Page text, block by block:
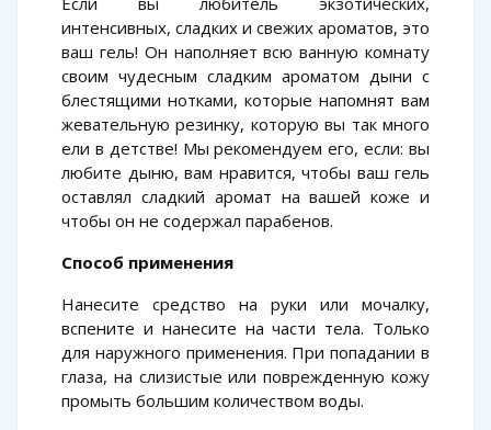
интенсивных, сладких и свежих ароматов, это
ваш гель! Он наполняет всю ванную комнату
своим чудесным сладким ароматом дыни с
блестящими нотками, которые напомнят вам
жевательную резинку, которую вы так много
ели в детстве! Мы рекомендуем его, если: вы
любите дыню, вам нравится, чтобы ваш гель
оставлял сладкий аромат на вашей коже и
чтобы он не содержал парабенов.
Способ применения
Нанесите средство на руки или мочалку,
вспените и нанесите на части тела. Только
для наружного применения. При попадании в
глаза, на слизистые или поврежденную кожу
промыть большим количеством воды.